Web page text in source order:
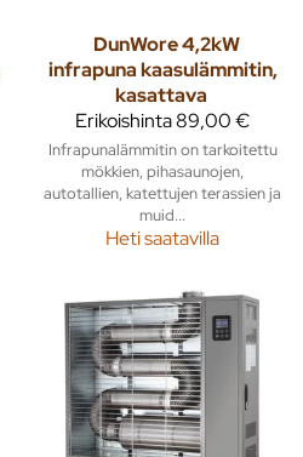
DunWore 4,2kW
infrapuna kaasulämmitin,
kasattava
Erikoishinta89,00 €
Infrapunalämmitin on tarkoitettu
mökkien, pihasaunojen,
autotallien, katettujen terassien ja
muid...
Heti saatavilla